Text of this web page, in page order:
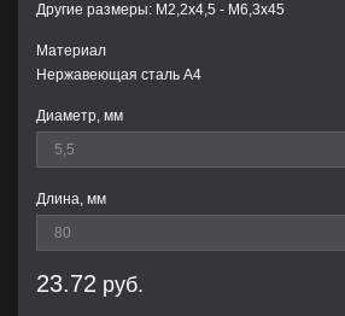
Другие размеры: М2,2х4,5 - М6,3х45
Материал
Нержавеющая сталь А4
Диаметр, мм
Длина, мм
23.72 руб.